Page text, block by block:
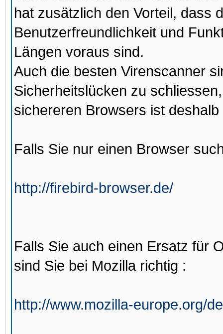
hat zusätzlich den Vorteil, dass
Benutzerfreundlichkeit und
Längen voraus sind.
Auch die besten Virenscanner
Sicherheitslücken zu
sichereren Browsers ist
Falls Sie nur einen Browser
http://firebird-browser.de/
Falls Sie auch einen Ersatz für
sind Sie bei Mozilla richtig :
http://www.mozilla-europe.org/